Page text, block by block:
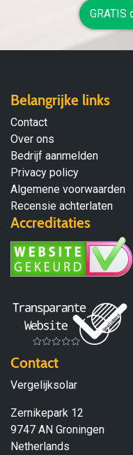
GRATIS
Belangrijke links
Contact
Over ons
Bedrijf aanmelden
Privacy policy
Algemene voorwaarden
Recensie achterlaten
Accreditaties
Contact
Vergelijksolar
Zernikepark 12
9747 AN Groningen
Netherlands